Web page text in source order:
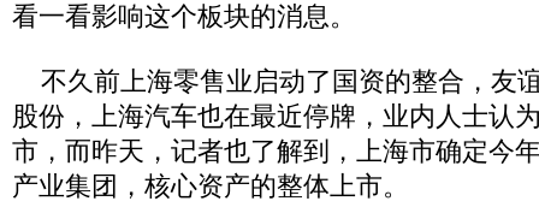
看一看影响这个板块的消息。
不久前上海零售业启动了国资的整合，友
股份，上海汽车也在最近停牌，业内人士认
市，而昨天，记者也了解到，上海市确定今
产业集团，核心资产的整体上市。